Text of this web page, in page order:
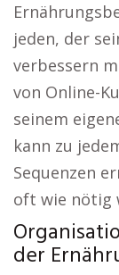
jeden, der
verbessern
von Online-
seinem
kann zu
Sequenzen
oft wie nötig
der